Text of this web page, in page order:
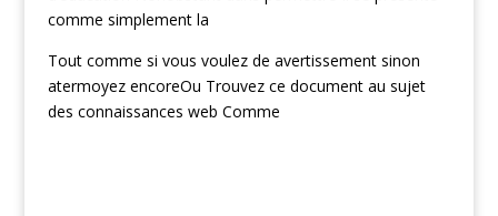
comme simplement la
Tout comme si vous voulez de avertissement sinon
atermoyez encoreOu Trouvez ce document au sujet
des connaissances web Comme